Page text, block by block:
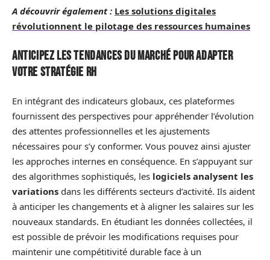
A découvrir également : Les solutions digitales
révolutionnent le pilotage des ressources humaines
Anticipez les tendances du marché pour adapter
votre stratégie RH
En intégrant des indicateurs globaux, ces plateformes
fournissent des perspectives pour appréhender l’évolution
des attentes professionnelles et les ajustements
nécessaires pour s’y conformer. Vous pouvez ainsi ajuster
les approches internes en conséquence. En s’appuyant sur
des algorithmes sophistiqués, les logiciels analysent les
variations dans les différents secteurs d’activité. Ils aident
à anticiper les changements et à aligner les salaires sur les
nouveaux standards. En étudiant les données collectées, il
est possible de prévoir les modifications requises pour
maintenir une compétitivité durable face à un